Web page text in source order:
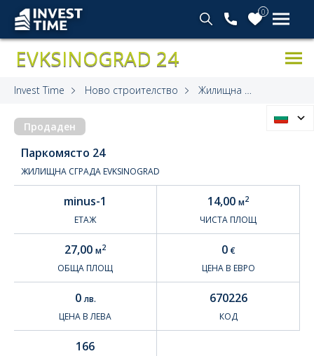
0
EVKSINOGRAD 24
Invest Time Ново строителство Жилищна сграда Evksinograd
Продаден
Паркомясто 24
ЖИЛИЩНА СГРАДА EVKSINOGRAD
minus-1
ЕТАЖ
14,00 м2
ЧИСТА ПЛОЩ
27,00 м2
ОБЩА ПЛОЩ
0€
ЦЕНА В ЕВРО
0лв.
ЦЕНА В ЛЕВА
670226
КОД
166